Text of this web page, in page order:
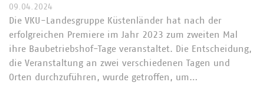
09.04.2024
Die VKU-Landesgruppe Küstenländer hat nach der
erfolgreichen Premiere im Jahr 2023 zum zweiten Mal
ihre Baubetriebshof-Tage veranstaltet. Die Entscheidung,
die Veranstaltung an zwei verschiedenen Tagen und
Orten durchzuführen, wurde getroffen, um…